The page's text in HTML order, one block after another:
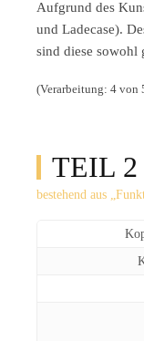
Aufgrund des
und Ladecase).
sind diese sowohl
(Verarbeitung: 4 von
TEIL 2
bestehend aus